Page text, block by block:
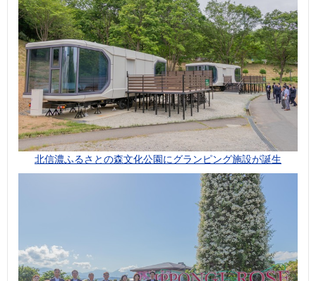
北信濃ふるさとの森文化公園にグランピング施設が誕生